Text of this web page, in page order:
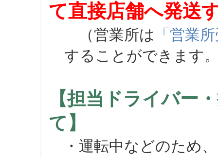
て直接店舗へ発送
（営業所は 「営業
することができます
【担当ドライバー
て】
・運転中などのため